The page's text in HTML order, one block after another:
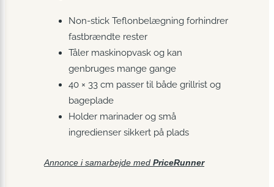
Non-stick Teflonbelægning forhindrer
fastbrændte rester
Tåler maskinopvask og kan
genbruges mange gange
40 × 33 cm passer til både grillrist og
bageplade
Holder marinader og små
ingredienser sikkert på plads
Annonce i samarbejde med PriceRunner